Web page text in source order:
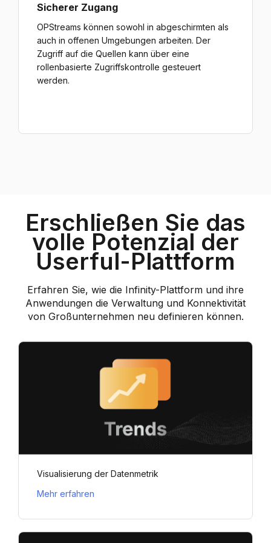
Sicherer Zugang
OPStreams können sowohl in abgeschirmten als
auch in offenen Umgebungen arbeiten. Der
Zugriff auf die Quellen kann über eine
rollenbasierte Zugriffskontrolle gesteuert
werden.
Erschließen Sie das
volle Potenzial der
Userful-Plattform
Erfahren Sie, wie die Infinity-Plattform und ihre
Anwendungen die Verwaltung und Konnektivität
von Großunternehmen neu definieren können.
Visualisierung der Datenmetrik
Mehr erfahren